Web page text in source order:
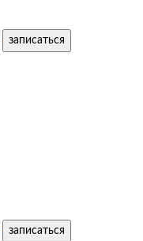
записаться
записаться